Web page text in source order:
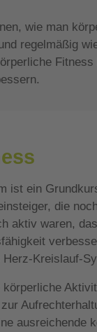
wie man
regelmäßig
ist ein
die
aktiv waren,
Kreislauf-
körperliche
ausreichende